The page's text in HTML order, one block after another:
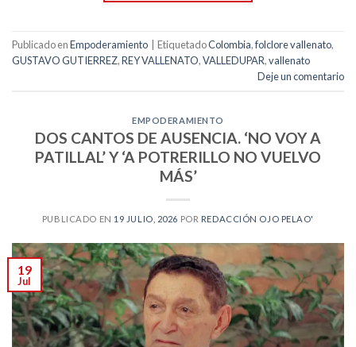
Publicado enEmpoderamiento EtiquetadoColombia,folclore vallenato,
GUSTAVO GUTIERREZ,REY VALLENATO,VALLEDUPAR,vallenato
Deje un comentario
EMPODERAMIENTO
DOS CANTOS DE AUSENCIA. ‘NO VOY A
PATILLAL’ Y ‘A POTRERILLO NO VUELVO
MÁS’
PUBLICADO EN 19 JULIO, 2026 POR REDACCIÓN OJO PELAO'
19
Jul